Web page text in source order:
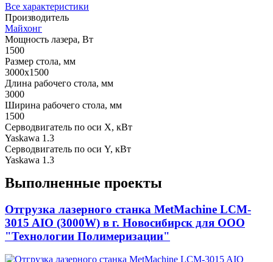
Все характеристики
Производитель
Майхонг
Мощность лазера, Вт
1500
Размер стола, мм
3000х1500
Длина рабочего стола, мм
3000
Ширина рабочего стола, мм
1500
Серводвигатель по оси X, кВт
Yaskawa 1.3
Серводвигатель по оси Y, кВт
Yaskawa 1.3
Выполненные проекты
Отгрузка лазерного станка MetMachine LCM-
3015 AIO (3000W) в г. Новосибирск для ООО
"Технологии Полимеризации"